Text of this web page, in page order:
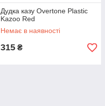
Дудка казу Overtone Plastic
Kazoo Red
Немає в наявності
315 ₴